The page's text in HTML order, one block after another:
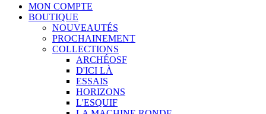
MON COMPTE
BOUTIQUE
NOUVEAUTÉS
PROCHAINEMENT
COLLECTIONS
ARCHÉOSF
D'ICI LÀ
ESSAIS
HORIZONS
L'ESQUIF